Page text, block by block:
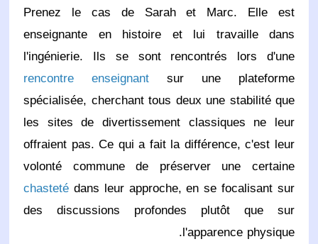
Prenez le cas de Sarah et Marc. Elle est
enseignante en histoire et lui travaille dans
l'ingénierie. Ils se sont rencontrés lors d'une
rencontre enseignant sur une plateforme
spécialisée, cherchant tous deux une stabilité que
les sites de divertissement classiques ne leur
offraient pas. Ce qui a fait la différence, c'est leur
volonté commune de préserver une certaine
chasteté dans leur approche, en se focalisant sur
des discussions profondes plutôt que sur
l'apparence physique.